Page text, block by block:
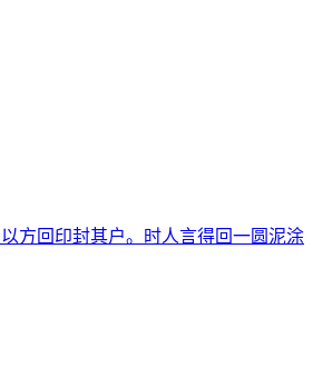
方回印封其户。时人言得回一圆泥涂